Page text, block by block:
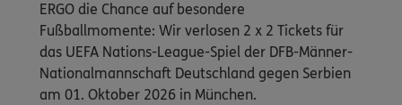
ERGO die Chance auf besondere
Fußballmomente: Wir verlosen 2 x 2 Tickets für
das UEFA Nations-League-Spiel der DFB-Männer-
Nationalmannschaft Deutschland gegen Serbien
am 01. Oktober 2026 in München.